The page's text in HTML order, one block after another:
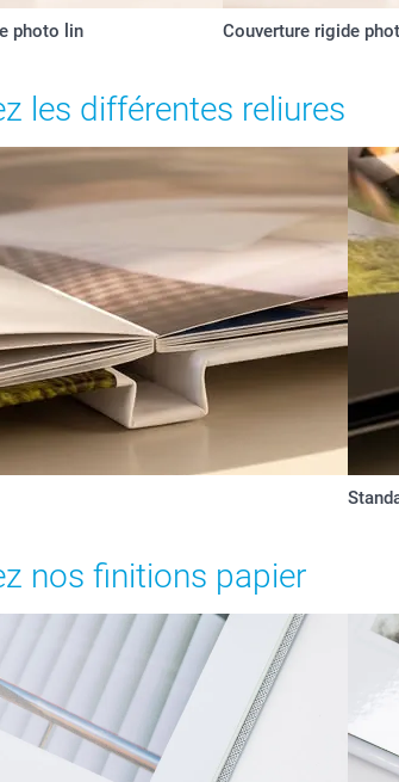
photo lin Couverture rigide
les différentes reliures
nos finitions papier